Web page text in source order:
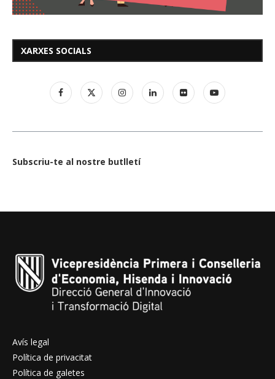
XARXES SOCIALS
Subscriu-te al nostre butlletí
Avís legal
Política de privacitat
Política de galetes